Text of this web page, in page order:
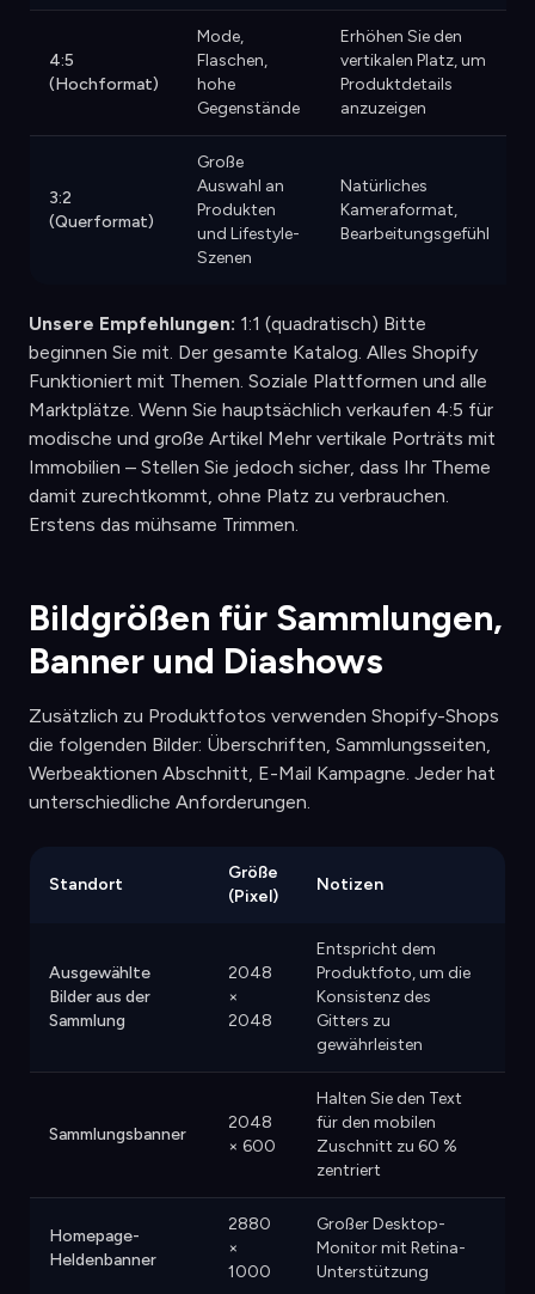
4:5
(Hochformat)
Mode,
Flaschen,
hohe
Gegenstände
Erhöhen Sie den
vertikalen Platz, um
Produktdetails
anzuzeigen
3:2
(Querformat)
Große
Auswahl an
Produkten
und Lifestyle-
Szenen
Natürliches
Kameraformat,
Bearbeitungsgefühl
Unsere Empfehlungen: 1:1 (quadratisch) Bitte
beginnen Sie mit. Der gesamte Katalog. Alles Shopify
Funktioniert mit Themen. Soziale Plattformen und alle
Marktplätze. Wenn Sie hauptsächlich verkaufen 4:5 für
modische und große Artikel Mehr vertikale Porträts mit
Immobilien – Stellen Sie jedoch sicher, dass Ihr Theme
damit zurechtkommt, ohne Platz zu verbrauchen.
Erstens das mühsame Trimmen.
Bildgrößen für Sammlungen,
Banner und Diashows
Zusätzlich zu Produktfotos verwenden Shopify-Shops
die folgenden Bilder: Überschriften, Sammlungsseiten,
Werbeaktionen Abschnitt, E-Mail Kampagne. Jeder hat
unterschiedliche Anforderungen.
Standort
Größe
(Pixel)
Notizen
Ausgewählte
Bilder aus der
Sammlung
2048
×
2048
Entspricht dem
Produktfoto, um die
Konsistenz des
Gitters zu
gewährleisten
Sammlungsbanner
2048
× 600
Halten Sie den Text
für den mobilen
Zuschnitt zu 60 %
zentriert
Homepage-
Heldenbanner
2880
×
1000
Großer Desktop-
Monitor mit Retina-
Unterstützung